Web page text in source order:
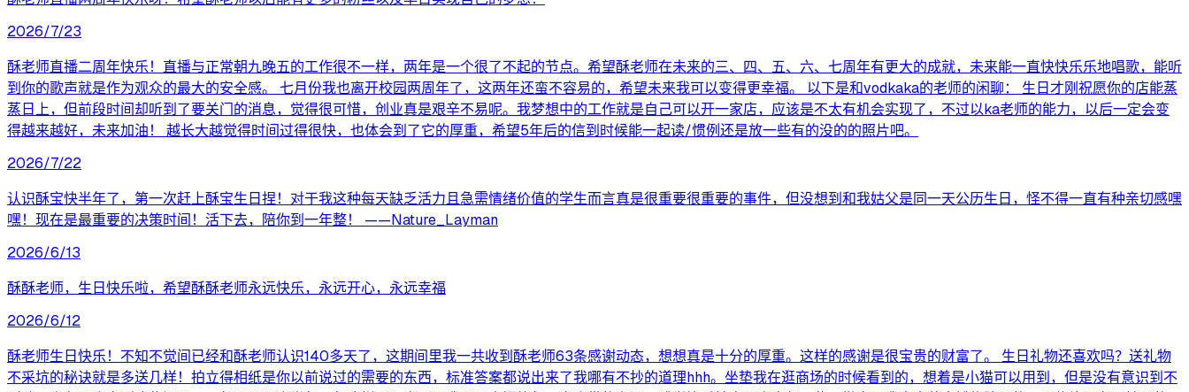
2026/7/23
酥老师直播二周年快乐！直播与正常朝九晚五的工作很不一样，两年是一个很了不起的节点。希望酥老师在未来的三、四、五、六、七周年有更大的成就，未来能一直快快乐乐地唱歌，能听
到你的歌声就是作为观众的最大的安全感。 七月份我也离开校园两周年了，这两年还蛮不容易的，希望未来我可以变得更幸福。 以下是和vodkaka的老师的闲聊： 生日才刚祝愿你的店能蒸
蒸日上，但前段时间却听到了要关门的消息，觉得很可惜，创业真是艰辛不易呢。我梦想中的工作就是自己可以开一家店，应该是不太有机会实现了，不过以ka老师的能力，以后一定会变
得越来越好，未来加油！ 越长大越觉得时间过得很快，也体会到了它的厚重，希望5年后的信到时候能一起读/惯例还是放一些有的没的的照片吧。
2026/7/22
认识酥宝快半年了，第一次赶上酥宝生日捏！对于我这种每天缺乏活力且急需情绪价值的学生而言真是很重要很重要的事件，但没想到和我姑父是同一天公历生日，怪不得一直有种亲切感嘿
嘿！现在是最重要的决策时间！活下去，陪你到一年整！ ——Nature_Layman
2026/6/13
酥酥老师，生日快乐啦，希望酥酥老师永远快乐，永远开心，永远幸福
2026/6/12
酥老师生日快乐！不知不觉间已经和酥老师认识140多天了，这期间里我一共收到酥老师63条感谢动态，想想真是十分的厚重。这样的感谢是很宝贵的财富了。 生日礼物还喜欢吗？送礼物
不采坑的秘诀就是多送几样！拍立得相纸是你以前说过的需要的东西，标准答案都说出来了我哪有不抄的道理hhh。坐垫我在逛商场的时候看到的，想着是小猫可以用到，但是没有意识到不